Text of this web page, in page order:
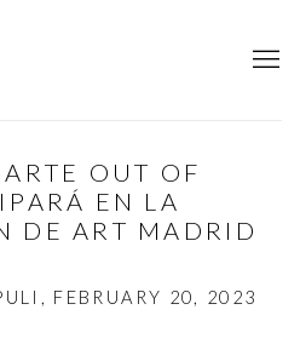
OUT OF
EN LA
DE ART MADRID
FEBRUARY 20, 2023